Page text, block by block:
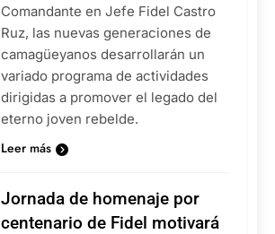
Comandante en Jefe Fidel Castro
Ruz, las nuevas generaciones de
camagüeyanos desarrollarán un
variado programa de actividades
dirigidas a promover el legado del
eterno joven rebelde.
Leer más
Jornada de homenaje por
centenario de Fidel motivará